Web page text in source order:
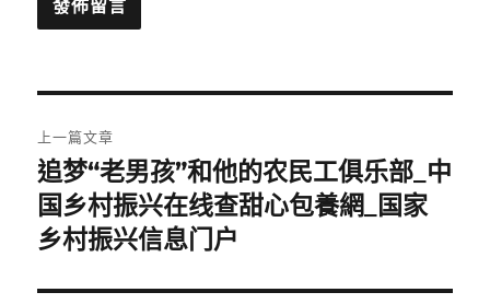
章
導
覽
上一篇文章
上
一
篇
章:
追梦“老男孩”和他的农民工俱乐部_中
国乡村振兴在线查甜心包養網_国家
乡村振兴信息门户